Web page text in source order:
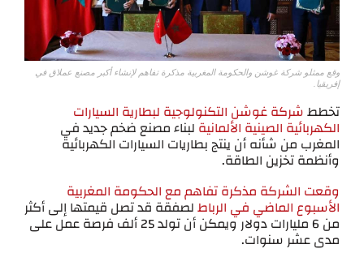
وقع ممثلو شركة غوشن والحكومة المغربية مذكرة تفاهم لإنشاء أكبر مصنع عملاق في
إفريقيا.
تخططشركة غوشن التكنولوجية لبطارية السيارات
الكهربائية الصينية الألمانية لبناء مصنع ضخم جديد في
المغرب من شأنه أن ينتج بطاريات السيارات الكهربائية
وأنظمة تخزين الطاقة.
وقعت الشركة مذكرة تفاهم مع الحكومة المغربية
الأسبوع الماضي في الرباطلصفقة قد تصل قيمتها إلى أكثر
من 6 مليارات دولار ويمكن أن تولد 25 ألف فرصة عمل على
مدى عشر سنوات.